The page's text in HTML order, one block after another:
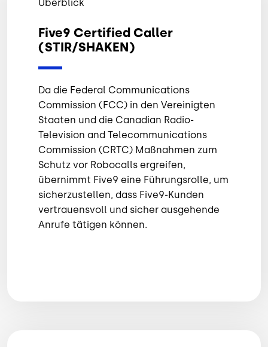
Überblick
Five9 Certified Caller
(STIR/SHAKEN)
Da die Federal Communications
Commission (FCC) in den Vereinigten
Staaten und die Canadian Radio-
Television and Telecommunications
Commission (CRTC) Maßnahmen zum
Schutz vor Robocalls ergreifen,
übernimmt Five9 eine Führungsrolle, um
sicherzustellen, dass Five9-Kunden
vertrauensvoll und sicher ausgehende
Anrufe tätigen können.